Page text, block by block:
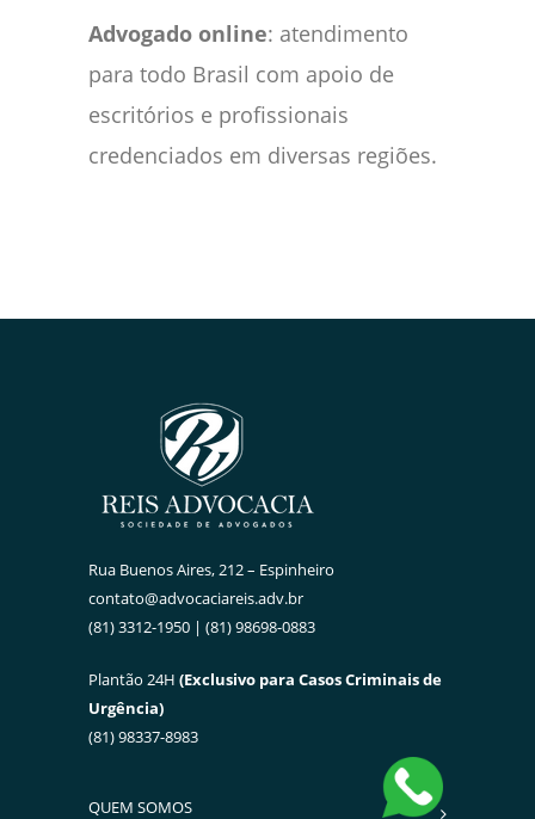
Advogado online: atendimento
para todo Brasil com apoio de
escritórios e profissionais
credenciados em diversas regiões.
Rua Buenos Aires, 212 – Espinheiro
contato@advocaciareis.adv.br
(81) 3312-1950 | (81) 98698-0883
Plantão 24H (Exclusivo para Casos Criminais de
Urgência)
(81) 98337-8983
QUEM SOMOS